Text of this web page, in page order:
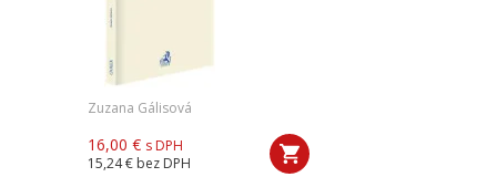
Zuzana Gálisová
16,00 € s DPH
15,24 € bez DPH